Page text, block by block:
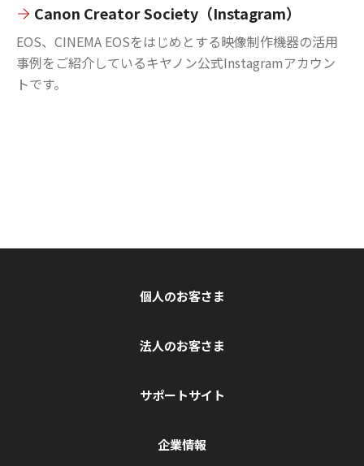
Canon Creator Society（Instagram）
EOS、CINEMA EOSをはじめとする映像制作機器の活用
事例をご紹介しているキヤノン公式Instagramアカウン
トです。
個人のお客さま
法人のお客さま
サポートサイト
企業情報